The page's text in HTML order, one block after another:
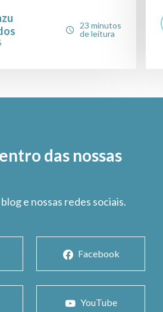
23 minutos
de leitura
das nossas
e nossas redes sociais.
Facebook
YouTube